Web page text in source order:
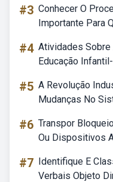
#3 Conhecer O
Importante Para
#4 Atividades
Educação
#5 A Revolução
Mudanças No
#6 Transpor
Ou Dispositivos
#7 Identifique E
Verbais Objeto